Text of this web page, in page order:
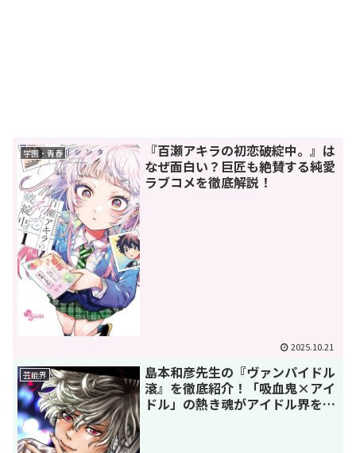
学園・青春
『百瀬アキラの初恋破綻中。』は
なぜ面白い？巨匠も絶賛する純愛
ラブコメを徹底解説！
2025.10.21
芸能界
島本和彦先生の『ヴァンパイドル
滾』を徹底紹介！「吸血鬼×アイ
ドル」の熱き魂がアイドル界を揺